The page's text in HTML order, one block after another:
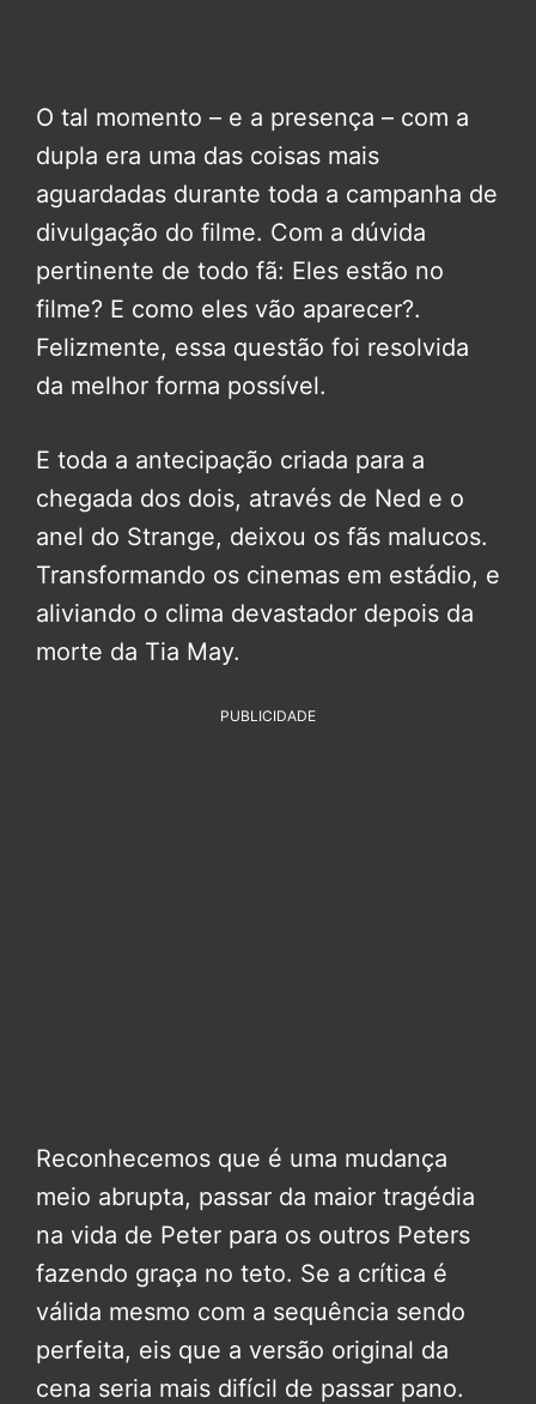
O tal momento – e a presença – com a
dupla era uma das coisas mais
aguardadas durante toda a campanha de
divulgação do filme. Com a dúvida
pertinente de todo fã: Eles estão no
filme? E como eles vão aparecer?.
Felizmente, essa questão foi resolvida
da melhor forma possível.
E toda a antecipação criada para a
chegada dos dois, através de Ned e o
anel do Strange, deixou os fãs malucos.
Transformando os cinemas em estádio, e
aliviando o clima devastador depois da
morte da Tia May.
PUBLICIDADE
Reconhecemos que é uma mudança
meio abrupta, passar da maior tragédia
na vida de Peter para os outros Peters
fazendo graça no teto. Se a crítica é
válida mesmo com a sequência sendo
perfeita, eis que a versão original da
cena seria mais difícil de passar pano.